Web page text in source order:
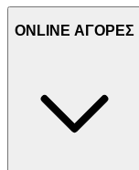
ONLINE ΑΓΟΡΕΣ